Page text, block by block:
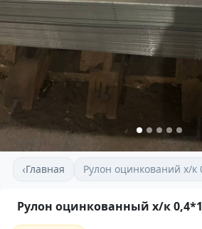
‹Главная Рулон оцинкований х/к
Рулон оцинкованный х/к